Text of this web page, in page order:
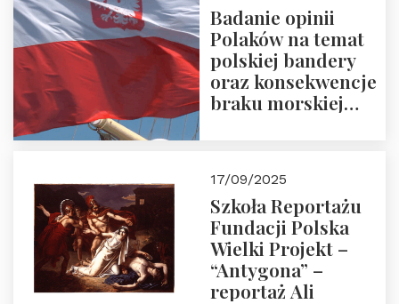
Badanie opinii
Polaków na temat
polskiej bandery
oraz konsekwencje
braku morskiej
17/09/2025
Szkoła Reportażu
Fundacji Polska
Wielki Projekt –
“Antygona” –
reportaż Ali